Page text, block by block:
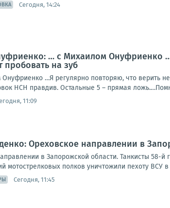
Сегодня, 14:24
… с Михаилом Онуфриенко
пробовать на зуб
…Я регулярно повторяю, что верить
НСН правдив. Остальные 5 – прямая
11:09
Ореховское направлении в
в Запорожской области. Танкисты 58-
мотострелковых полков уничтожили пехоту ВСУ
Сегодня, 11:45